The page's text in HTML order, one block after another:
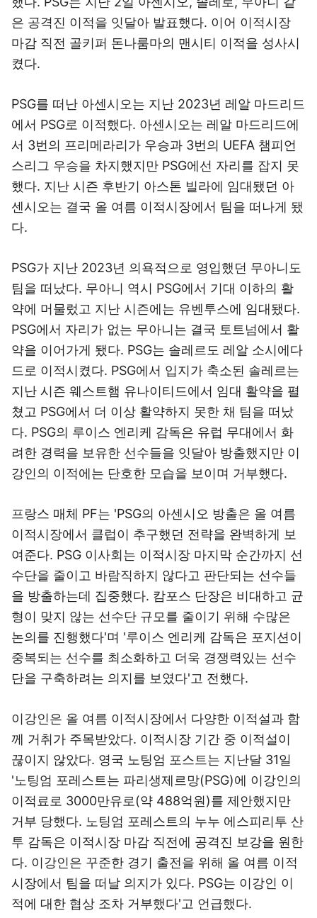
은 공격진 이적을 잇달아 발표했다. 이어 이적시장
마감 직전 골키퍼 돈나룸마의 맨시티 이적을 성사시
켰다.
PSG를 떠난 아센시오는 지난 2023년 레알 마드리드
에서 PSG로 이적했다. 아센시오는 레알 마드리드에
서 3번의 프리메라리가 우승과 3번의 UEFA 챔피언
스리그 우승을 차지했지만 PSG에선 자리를 잡지 못
했다. 지난 시즌 후반기 아스톤 빌라에 임대됐던 아
센시오는 결국 올 여름 이적시장에서 팀을 떠나게 됐
다.
PSG가 지난 2023년 의욕적으로 영입했던 무아니도
팀을 떠났다. 무아니 역시 PSG에서 기대 이하의 활
약에 머물렀고 지난 시즌에는 유벤투스에 임대됐다.
PSG에서 자리가 없는 무아니는 결국 토트넘에서 활
약을 이어가게 됐다. PSG는 솔레르도 레알 소시에다
드로 이적시켰다. PSG에서 입지가 축소된 솔레르는
지난 시즌 웨스트햄 유나이티드에서 임대 활약을 펼
쳤고 PSG에서 더 이상 활약하지 못한 채 팀을 떠났
다. PSG의 루이스 엔리케 감독은 유럽 무대에서 화
려한 경력을 보유한 선수들을 잇달아 방출했지만 이
강인의 이적에는 단호한 모습을 보이며 거부했다.
프랑스 매체 PF는 'PSG의 아센시오 방출은 올 여름
이적시장에서 클럽이 추구했던 전략을 완벽하게 보
여준다. PSG 이사회는 이적시장 마지막 순간까지 선
수단을 줄이고 바람직하지 않다고 판단되는 선수들
을 방출하는데 집중했다. 캄포스 단장은 비대하고 균
형이 맞지 않는 선수단 규모를 줄이기 위해 수많은
논의를 진행했다'며 '루이스 엔리케 감독은 포지션이
중복되는 선수를 최소화하고 더욱 경쟁력있는 선수
단을 구축하려는 의지를 보였다'고 전했다.
이강인은 올 여름 이적시장에서 다양한 이적설과 함
께 거취가 주목받았다. 이적시장 기간 중 이적설이
끊이지 않았다. 영국 노팅엄 포스트는 지난달 31일
'노팅엄 포레스트는 파리생제르망(PSG)에 이강인의
이적료로 3000만유로(약 488억원)를 제안했지만
거부 당했다. 노팅엄 포레스트의 누누 에스피리투 산
투 감독은 이적시장 마감 직전에 공격진 보강을 원한
다. 이강인은 꾸준한 경기 출전을 위해 올 여름 이적
시장에서 팀을 떠날 의지가 있다. PSG는 이강인 이
적에 대한 협상 조차 거부했다'고 언급했다.